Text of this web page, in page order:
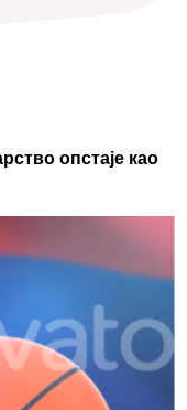
опстаје као